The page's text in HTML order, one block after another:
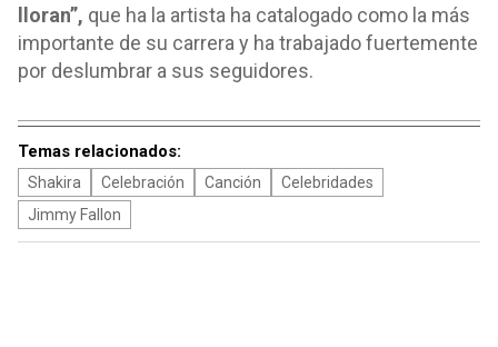
lloran”, que ha la artista ha catalogado como la más
importante de su carrera y ha trabajado fuertemente
por deslumbrar a sus seguidores.
Temas relacionados:
Shakira Celebración Canción
Celebridades
Jimmy Fallon